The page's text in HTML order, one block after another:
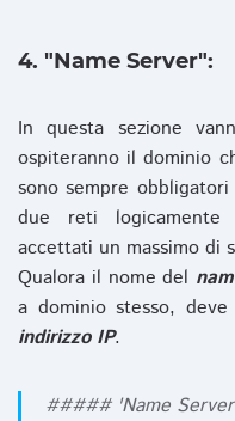
4. "Name Server":
In questa sezione
ospiteranno il dominio
sono sempre
due reti
accettati un massimo di
Qualora il nome del
a dominio stesso,
indirizzo IP.
##### 'Name